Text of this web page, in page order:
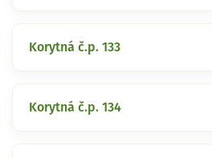
Korytná č.p. 133
Korytná č.p. 134